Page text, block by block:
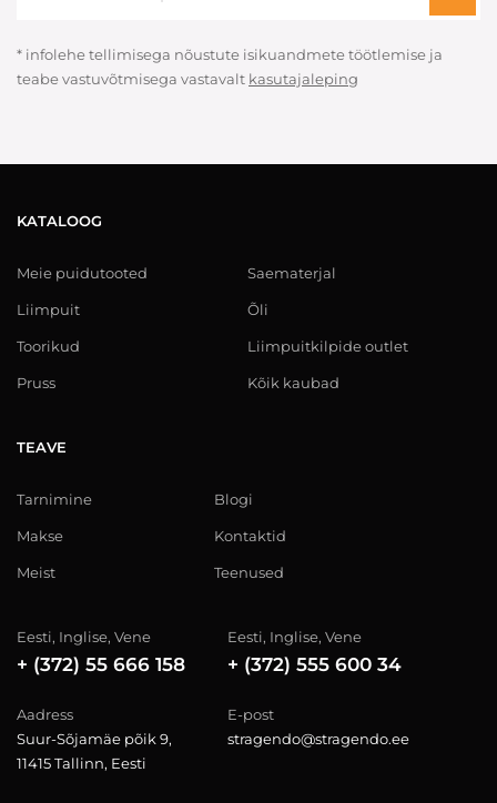
* infolehe tellimisega nõustute isikuandmete töötlemise ja
teabe vastuvõtmisega vastavalt kasutajaleping
KATALOOG
Meie puidutooted
Liimpuit
Toorikud
Pruss
Saematerjal
Õli
Liimpuitkilpide outlet
Kõik kaubad
TEAVE
Tarnimine
Makse
Meist
Blogi
Kontaktid
Teenused
Eesti, Inglise, Vene
+ (372) 55 666 158
Eesti, Inglise, Vene
+ (372) 555 600 34
Aadress
Suur-Sõjamäe põik 9,
11415 Tallinn, Eesti
E-post
stragendo@stragendo.ee